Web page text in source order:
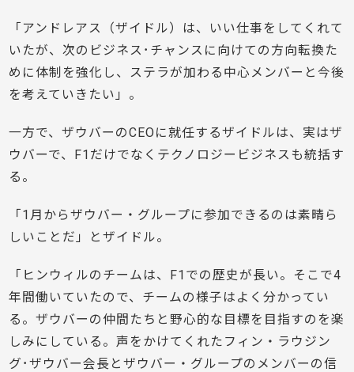
「アンドレアス（ザイドル）は、いい仕事をしてくれて
いたが、次のビジネス･チャンスに向けての方向転換た
めに体制を強化し、ステラが加わる中心メンバーと今後
を考えていきたい」。
一方で、ザウバーのCEOに就任するザイドルは、実はザ
ウバーで、F1だけでなくテクノロジービジネスも統括す
る。
「1月からザウバー・グループに参加できるのは素晴ら
しいことだ」とザイドル。
「ヒンウィルのチームは、F1での歴史が長い。そこで4
年間働いていたので、チームの様子はよく分かってい
る。ザウバーの仲間たちと野心的な目標を目指すのを楽
しみにしている。声をかけてくれたフィン・ラウジン
グ･ザウバー会長とザウバー・グループのメンバーの信